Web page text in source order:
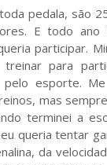
pedala, são
E todo
participar.
para
esporte.
mas
terminei a
queria tentar
da